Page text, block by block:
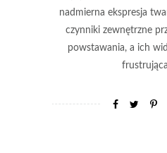
nadmierna ekspresja
czynniki zewnętrzne
powstawania, a ich